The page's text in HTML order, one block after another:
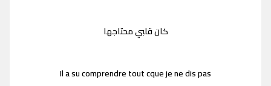
كان قلبي محتاجها
Il a su comprendre tout cque je ne dis pas